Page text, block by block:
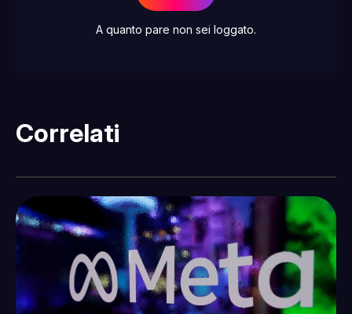
A quanto pare non sei loggato.
Correlati